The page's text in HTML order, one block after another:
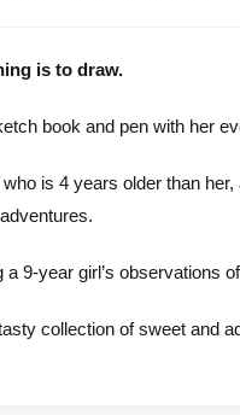
is to draw.
book and pen with her
is 4 years older than
a 9-year girl’s observations
collection of sweet and